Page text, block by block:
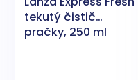
tekutý čistič
pračky, 250 ml